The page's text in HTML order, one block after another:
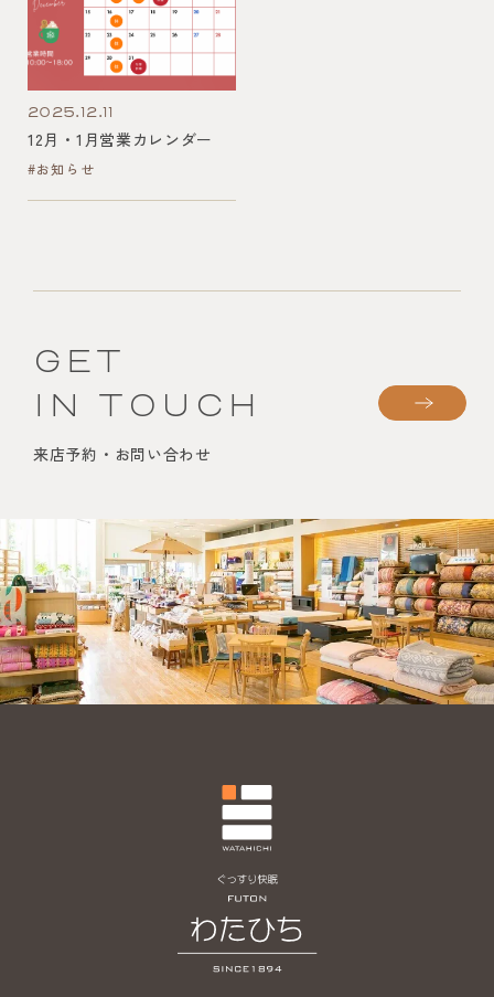
2025.12.11
12月・1月営業カレンダー
#お知らせ
GET
IN TOUCH
来店予約・お問い合わせ